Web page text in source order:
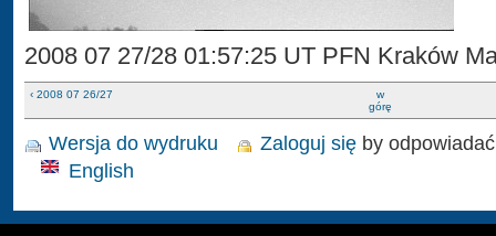
2008 07 27/28 01:57:25 UT PFN Kraków
‹ 2008 07 26/27
w
górę
Wersja do wydruku Zaloguj się by odpowiadać
English